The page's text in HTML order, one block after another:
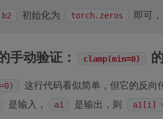
b2 初始化为 torch.zeros 即可
手动验证： clamp(min=0)
这行代码看似简单，但它的反向
是输入， a1 是输出，则 a1[i]